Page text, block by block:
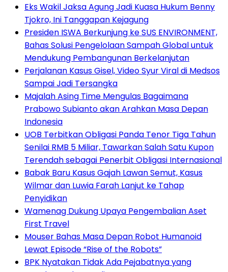
Eks Wakil Jaksa Agung Jadi Kuasa Hukum Benny
Tjokro, Ini Tanggapan Kejagung
Presiden ISWA Berkunjung ke SUS ENVIRONMENT,
Bahas Solusi Pengelolaan Sampah Global untuk
Mendukung Pembangunan Berkelanjutan
Perjalanan Kasus Gisel, Video Syur Viral di Medsos
Sampai Jadi Tersangka
Majalah Asing Time Mengulas Bagaimana
Prabowo Subianto akan Arahkan Masa Depan
Indonesia
UOB Terbitkan Obligasi Panda Tenor Tiga Tahun
Senilai RMB 5 Miliar, Tawarkan Salah Satu Kupon
Terendah sebagai Penerbit Obligasi Internasional
Babak Baru Kasus Gajah Lawan Semut, Kasus
Wilmar dan Luwia Farah Lanjut ke Tahap
Penyidikan
Wamenag Dukung Upaya Pengembalian Aset
First Travel
Mouser Bahas Masa Depan Robot Humanoid
Lewat Episode “Rise of the Robots”
BPK Nyatakan Tidak Ada Pejabatnya yang